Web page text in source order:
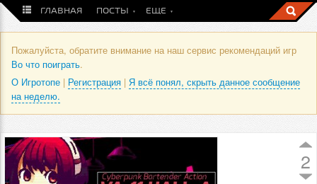
ГЛАВНАЯ ПОСТЫ ЕЩЕ
Пожалуйста, обратите внимание на наш сервис рекомендаций игр
Во что поиграть.
О Игротопе | Регистрация | Я всё понял, скрыть данное сообщение
на неделю.
2